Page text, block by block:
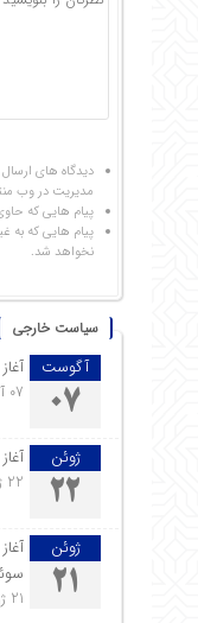
دیدگاه های
مدیریت در وب
پیام هایی که
پیام هایی که به
نخواهد شد.
سیاست خارجی
آگوست
07 07 آگوست 2026 - 16:52
ژوئن
22 22 ژوئن 2026 - 12:53
ژوئن
21 21 ژوئن 2026 - 17:18